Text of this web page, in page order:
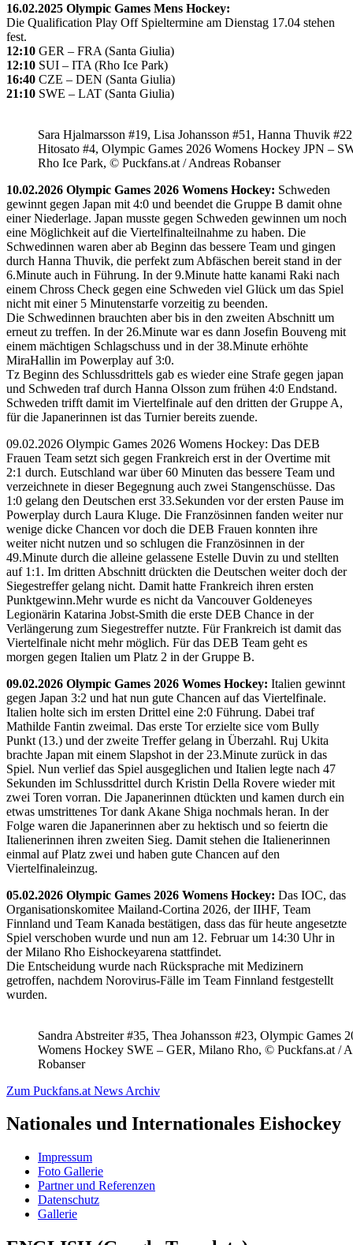
16.02.2025 Olympic Games Mens Hockey:
Die Qualification Play Off Spieltermine am Dienstag 17.04 stehen
fest.
12:10 GER – FRA (Santa Giulia)
12:10 SUI – ITA (Rho Ice Park)
16:40 CZE – DEN (Santa Giulia)
21:10 SWE – LAT (Santa Giulia)
Sara Hjalmarsson #19, Lisa Johansson #51, Hanna Thuvik
Hitosato #4, Olympic Games 2026 Womens Hockey JPN –
Rho Ice Park, © Puckfans.at / Andreas Robanser
10.02.2026 Olympic Games 2026 Womens Hockey: Schweden
gewinnt gegen Japan mit 4:0 und beendet die Gruppe B damit ohne
einer Niederlage. Japan musste gegen Schweden gewinnen um noch
eine Möglichkeit auf die Viertelfinalteilnahme zu haben. Die
Schwedinnen waren aber ab Beginn das bessere Team und gingen
durch Hanna Thuvik, die perfekt zum Abfäschen bereit stand in der
6.Minute auch in Führung. In der 9.Minute hatte kanami Raki nach
einem Chross Check gegen eine Schweden viel Glück um das Spiel
nicht mit einer 5 Minutenstarfe vorzeitig zu beenden.
Die Schwedinnen brauchten aber bis in den zweiten Abschnitt um
erneut zu treffen. In der 26.Minute war es dann Josefin Bouveng mit
einem mächtigen Schlagschuss und in der 38.Minute erhöhte
MiraHallin im Powerplay auf 3:0.
Tz Beginn des Schlussdrittels gab es wieder eine Strafe gegen japan
und Schweden traf durch Hanna Olsson zum frühen 4:0 Endstand.
Schweden trifft damit im Viertelfinale auf den dritten der Gruppe A,
für die Japanerinnen ist das Turnier bereits zuende.
09.02.2026 Olympic Games 2026 Womens Hockey: Das DEB
Frauen Team setzt sich gegen Frankreich erst in der Overtime mit
2:1 durch. Eutschland war über 60 Minuten das bessere Team und
verzeichnete in dieser Begegnung auch zwei Stangenschüsse. Das
1:0 gelang den Deutschen erst 33.Sekunden vor der ersten Pause im
Powerplay durch Laura Kluge. Die Französinnen fanden weiter nur
wenige dicke Chancen vor doch die DEB Frauen konnten ihre
weiter nicht nutzen und so schlugen die Französinnen in der
49.Minute durch die alleine gelassene Estelle Duvin zu und stellten
auf 1:1. Im dritten Abschnitt drückten die Deutschen weiter doch der
Siegestreffer gelang nicht. Damit hatte Frankreich ihren ersten
Punktgewinn.Mehr wurde es nicht da Vancouver Goldeneyes
Legionärin Katarina Jobst-Smith die erste DEB Chance in der
Verlängerung zum Siegestreffer nutzte. Für Frankreich ist damit das
Viertelfinale nicht mehr möglich. Für das DEB Team geht es
morgen gegen Italien um Platz 2 in der Gruppe B.
09.02.2026 Olympic Games 2026 Womes Hockey: Italien gewinnt
gegen Japan 3:2 und hat nun gute Chancen auf das Viertelfinale.
Italien holte sich im ersten Drittel eine 2:0 Führung. Dabei traf
Mathilde Fantin zweimal. Das erste Tor erzielte sice vom Bully
Punkt (13.) und der zweite Treffer gelang in Überzahl. Ruj Ukita
brachte Japan mit einem Slapshot in der 23.Minute zurück in das
Spiel. Nun verlief das Spiel ausgeglichen und Italien legte nach 47
Sekunden im Schlussdrittel durch Kristin Della Rovere wieder mit
zwei Toren vorran. Die Japanerinnen dtückten und kamen durch ein
etwas umstrittenes Tor dank Akane Shiga nochmals heran. In der
Folge waren die Japanerinnen aber zu hektisch und so feiertn die
Italienerinnen ihren zweiten Sieg. Damit stehen die Italienerinnen
einmal auf Platz zwei und haben gute Chancen auf den
Viertelfinaleinzug.
05.02.2026 Olympic Games 2026 Womens Hockey: Das IOC, das
Organisationskomitee Mailand-Cortina 2026, der IIHF, Team
Finnland und Team Kanada bestätigen, dass das für heute angesetzte
Spiel verschoben wurde und nun am 12. Februar um 14:30 Uhr in
der Milano Rho Eishockeyarena stattfindet.
Die Entscheidung wurde nach Rücksprache mit Medizinern
getroffen, nachdem Norovirus-Fälle im Team Finnland festgestellt
wurden.
Sandra Abstreiter #35, Thea Johansson #23, Olympic Games
Womens Hockey SWE – GER, Milano Rho, © Puckfans.at /
Robanser
Zum Puckfans.at News Archiv
Nationales und Internationales Eishockey
Impressum
Foto Gallerie
Partner und Referenzen
Datenschutz
Gallerie